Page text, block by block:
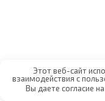
Этот веб-сайт
взаимодействия с
Вы даете согласие